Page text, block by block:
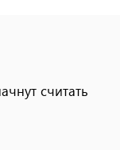
считать